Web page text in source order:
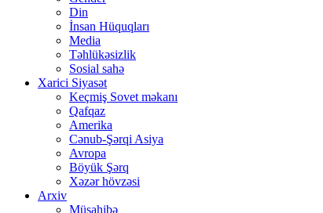
Din
İnsan Hüquqları
Media
Təhlükəsizlik
Sosial sahə
Xarici Siyasət
Keçmiş Sovet məkanı
Qafqaz
Amerika
Cənub-Şərqi Asiya
Avropa
Böyük Şərq
Xəzər hövzəsi
Arxiv
Müsahibə